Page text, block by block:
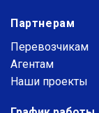
Партнерам
Перевозчикам
Агентам
Наши проекты